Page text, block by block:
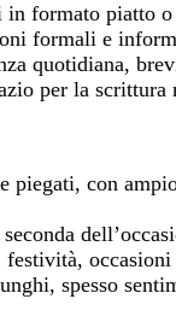
formato piatto
formali e
quotidiana,
per la
piegati, con
festività,
spesso